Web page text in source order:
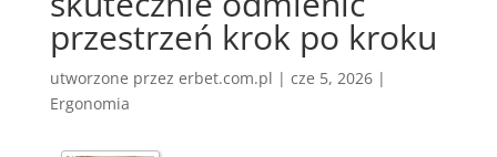
przestrzeń krok po kroku
utworzone przez erbet.com.pl | cze 5, 2026|
Ergonomia